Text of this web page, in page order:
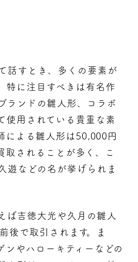
話すとき、多くの要素が
特に注目すべきは有名作
ランドの雛人形、コラボ
使用されている貴重な素
による雛人形は50,000円
されることが多く、こ
遊などの名が挙げられま
ば吉徳大光や久月の雛人
後で取引されます。ま
ンやハローキティーなどの